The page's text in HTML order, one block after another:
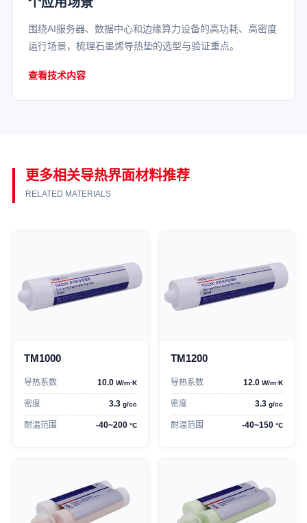
个应用场景
围绕AI服务器、数据中心和边缘算力设备的高功耗、高密度
运行场景，梳理石墨烯导热垫的选型与验证重点。
查看技术内容
更多相关导热界面材料推荐
RELATED MATERIALS
TM1000
导热系数 10.0 W/m·K
密度 3.3 g/cc
耐温范围 -40~200 °C
TM1200
导热系数 12.0W/m·K
密度 3.3g/cc
耐温范围 -40~150°C